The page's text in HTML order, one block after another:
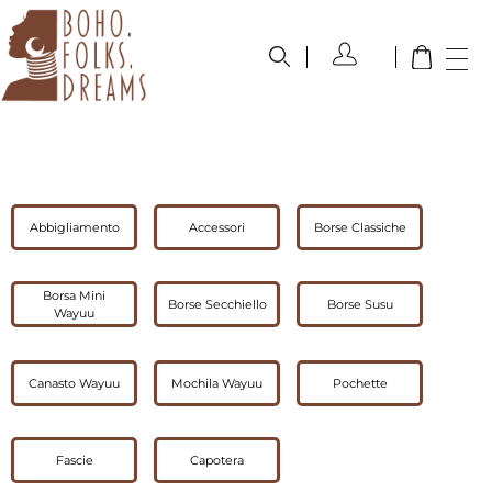
Abbigliamento Accessori Borse Classiche
Borsa Mini
Wayuu
Borse Secchiello Borse Susu
Canasto Wayuu Mochila Wayuu Pochette
Fascie Capotera